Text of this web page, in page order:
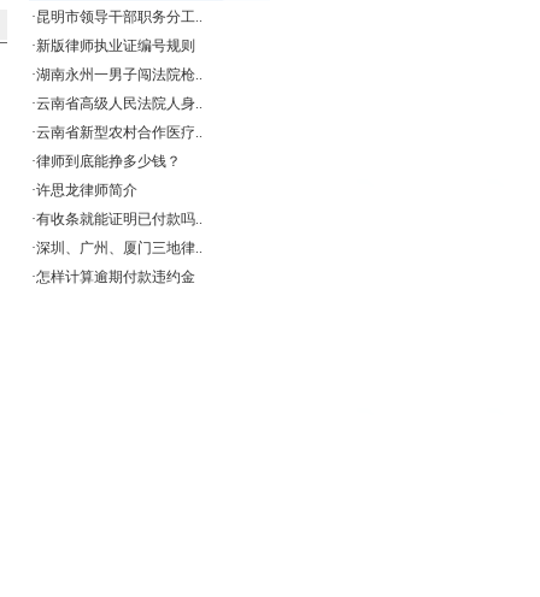
·昆明市领导干部职务分工..
·新版律师执业证编号规则
·湖南永州一男子闯法院枪..
·云南省高级人民法院人身..
·云南省新型农村合作医疗..
·律师到底能挣多少钱？
·许思龙律师简介
·有收条就能证明已付款吗..
·深圳、广州、厦门三地律..
·怎样计算逾期付款违约金